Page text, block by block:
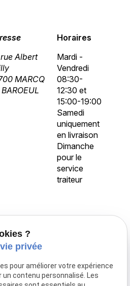
Albert
MARCQ
Horaires
Mardi -
Vendredi
08:30-
12:30 et
15:00-19:00
Samedi
uniquement
en livraison
Dimanche
pour le
service
traiteur
?
privée
pour améliorer votre expérience
contenu personnalisé. Les